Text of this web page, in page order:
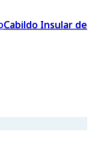
Cabildo Insular de